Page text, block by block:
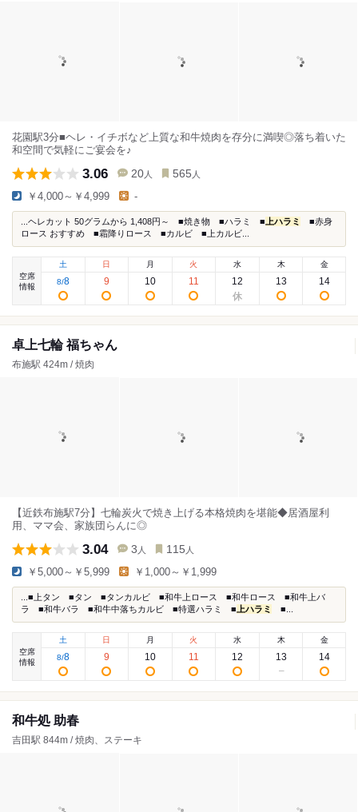
花園駅3分■ヘレ・イチボなど上質な和牛焼肉を存分に満喫◎落ち着いた
和空間で気軽にご宴会を♪
3.06 20 人 565 人
￥4,000～￥4,999 -
...ヘレカット 50グラムから 1,408円～ ■焼き物 ■ハラミ ■ 上ハラミ
■赤身
ロース おすすめ ■霜降りロース ■カルビ ■上カルビ...
空席
情報
土
8/8
日
9
月
10
火
11
水
12
木
13
金
14
卓上七輪 福ちゃん
布施駅 424m / 焼肉
【近鉄布施駅7分】七輪炭火で焼き上げる本格焼肉を堪能◆居酒屋利
用、ママ会、家族団らんに◎
3.04 3 人 115 人
￥5,000～￥5,999 ￥1,000～￥1,999
...■上タン ■タン ■タンカルビ ■和牛上ロース ■和牛ロース ■和牛上バ
ラ ■和牛バラ ■和牛中落ちカルビ ■特選ハラミ ■ 上ハラミ ■...
空席
情報
土
8/8
日
9
月
10
火
11
水
12
木
13
金
14
和牛処 助春
吉田駅 844m / 焼肉、ステーキ